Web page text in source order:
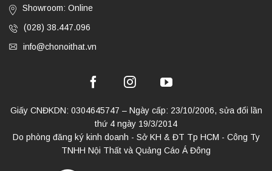
Showroom: Online
(028) 38.447.096
info@chonoithat.vn
Giấy CNĐKDN: 0304645747 – Ngày cấp: 23/10/2006, sửa đổi lần
thứ 4 ngày 19/3/2014
Do phòng đăng ký kinh doanh - Sở KH & ĐT Tp HCM - Công Ty
TNHH Nội Thất và Quảng Cáo Á Đông